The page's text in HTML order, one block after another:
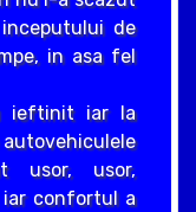
de
in asa fel
ieftinit iar la
usor, usor,
iar confortul a